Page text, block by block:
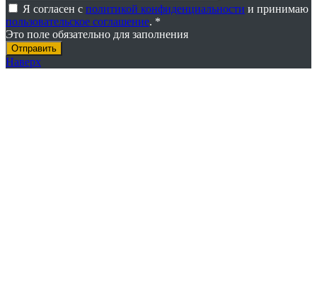
Я согласен с политикой конфиденциальности и принимаю
пользовательское соглашение. *
Это поле обязательно для заполнения
Наверх